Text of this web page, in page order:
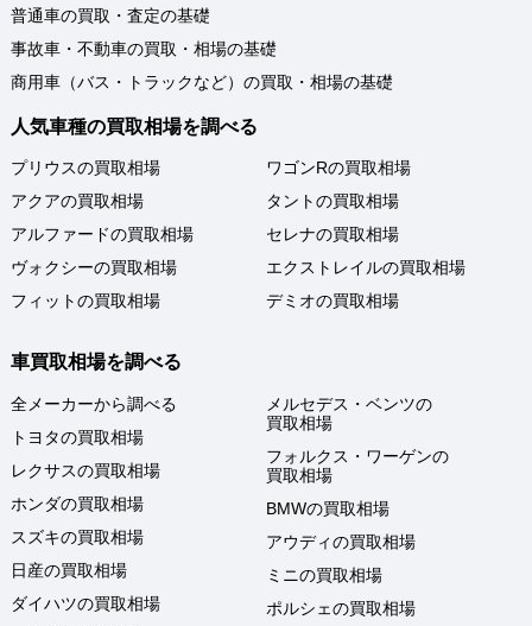
普通車の買取・査定の基礎
事故車・不動車の買取・相場の基礎
商用車（バス・トラックなど）の買取・相場の基礎
人気車種の買取相場を調べる
プリウスの買取相場
アクアの買取相場
アルファードの買取相場
ヴォクシーの買取相場
フィットの買取相場
ワゴンRの買取相場
タントの買取相場
セレナの買取相場
エクストレイルの買取相場
デミオの買取相場
車買取相場を調べる
全メーカーから調べる
トヨタの買取相場
レクサスの買取相場
ホンダの買取相場
スズキの買取相場
日産の買取相場
ダイハツの買取相場
メルセデス・ベンツの
買取相場
フォルクス・ワーゲンの
買取相場
BMWの買取相場
アウディの買取相場
ミニの買取相場
ポルシェの買取相場